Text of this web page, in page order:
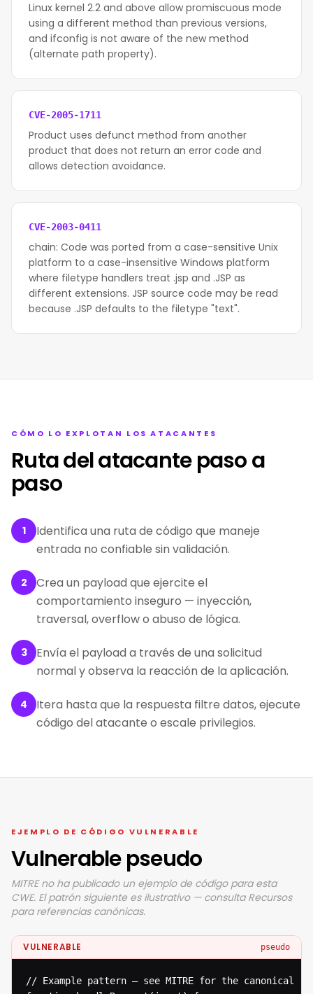
Linux kernel 2.2 and above allow promiscuous mode
using a different method than previous versions,
and ifconfig is not aware of the new method
(alternate path property).
CVE-2005-1711
Product uses defunct method from another
product that does not return an error code and
allows detection avoidance.
CVE-2003-0411
chain: Code was ported from a case-sensitive Unix
platform to a case-insensitive Windows platform
where filetype handlers treat .jsp and .JSP as
different extensions. JSP source code may be read
because .JSP defaults to the filetype "text".
CÓMO LO EXPLOTAN LOS ATACANTES
Ruta del atacante paso a
paso
1
Identifica una ruta de código que maneje
entrada no confiable sin validación.
2
Crea un payload que ejercite el
comportamiento inseguro — inyección,
traversal, overflow o abuso de lógica.
3
Envía el payload a través de una solicitud
normal y observa la reacción de la aplicación.
4
Itera hasta que la respuesta filtre datos, ejecute
código del atacante o escale privilegios.
EJEMPLO DE CÓDIGO VULNERABLE
Vulnerable pseudo
MITRE no ha publicado un ejemplo de código para esta
CWE. El patrón siguiente es ilustrativo — consulta Recursos
para referencias canónicas.
VULNERABLE pseudo
// Example pattern — see MITRE for the canonical